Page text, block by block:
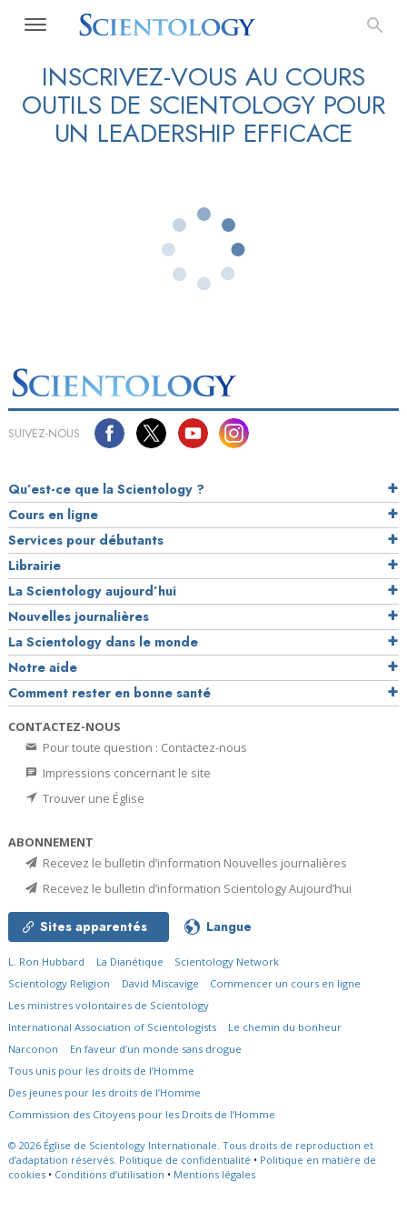
INSCRIVEZ-VOUS AU COURS
OUTILS DE SCIENTOLOGY POUR
UN LEADERSHIP EFFICACE
SUIVEZ-NOUS
Qu’est-ce que la Scientology ?
Cours en ligne
Services pour débutants
Librairie
La Scientology aujourd’hui
Nouvelles journalières
La Scientology dans le monde
Notre aide
Comment rester en bonne santé
CONTACTEZ-NOUS
Pour toute question : Contactez-nous
Impressions concernant le site
Trouver une Église
ABONNEMENT
Recevez le bulletin d’information Nouvelles journalières
Recevez le bulletin d’information Scientology Aujourd’hui
Sites apparentés Langue
L. Ron Hubbard La Dianétique
Scientology Network
Scientology Religion
David Miscavige
Commencer un cours en ligne
Les ministres volontaires de Scientology
International Association of Scientologists
Le chemin du bonheur
Narconon
En faveur d’un monde sans drogue
Tous unis pour les droits de l’Homme
Des jeunes pour les droits de l’Homme
Commission des Citoyens pour les Droits de l’Homme
© 2026 Église de Scientology Internationale. Tous droits de reproduction et
d’adaptation réservés. Politique de confidentialité • Politique en matière de
cookies • Conditions d’utilisation • Mentions légales